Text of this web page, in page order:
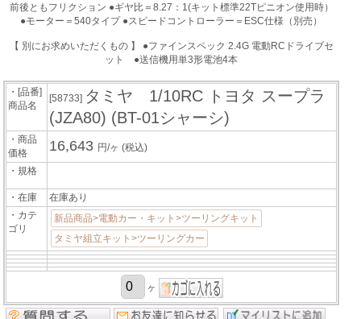
前後ともフリクション ●ギヤ比＝8.27：1(キット標準22Tピニオン使用時）
●モーター＝540タイプ ●スピードコントローラー＝ESC仕様（別売）
【 別にお求めいただくもの 】 ●ファインスペック 2.4G 電動RCドライブセ
ット ●送信機用単3形電池4本
・[品番]
商品名
[58733] タミヤ 1/10RC トヨタ スープラ
(JZA80) (BT-01シャーシ)
・商品
価格
16,643 円/ヶ(税込)
・規格
・在庫
在庫あり
・カテ
ゴリ
新品商品>電動カー・キット>ツーリングキット
タミヤ組立キット>ツーリングカー
ヶ